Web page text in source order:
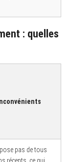
: quelles
Inconvénients
pas de tous